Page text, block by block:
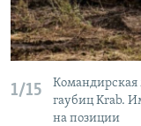
1/15
гаубиц Krab.
на позиции